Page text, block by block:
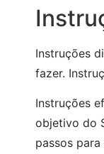
Instruções
fazer.
Instruções
objetivo do
passos